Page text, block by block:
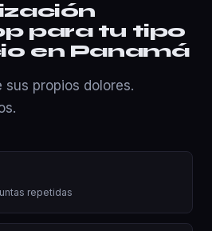
para tu tipo
en Panamá
propios dolores.
repetidas